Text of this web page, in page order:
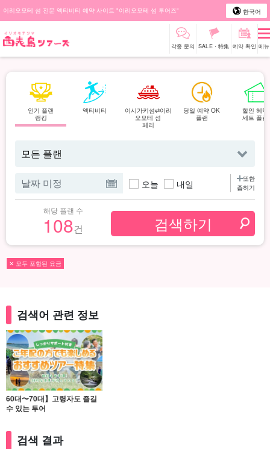
이리오모테 섬 전문 액티비티 예약 사이트 "이리오모테 섬 투어즈" 한국어
각종 문의 SALE・特集 예약 확인 메뉴
인기 플랜
랭킹
액티비티
이시가키섬⇄이리
오모테 섬
페리
당일 예약 OK
플랜
할인 혜택
세트 플랜
오늘 내일
또한
좁히기
해당 플랜 수
108건
✕ 모두 포함된 요금
검색어 관련 정보
60대〜70대】고령자도 즐길
수 있는 투어
검색 결과